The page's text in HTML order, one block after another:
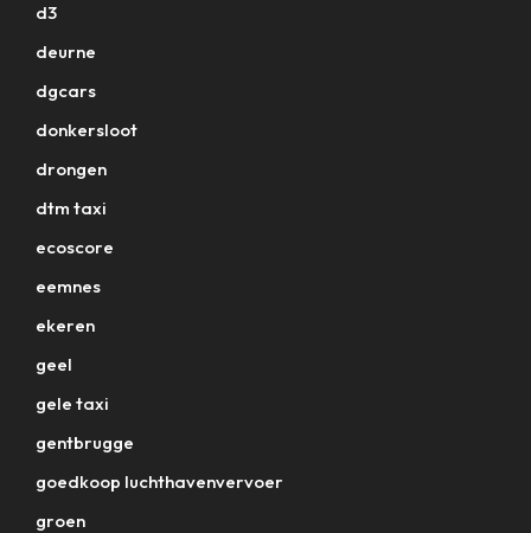
d3
deurne
dgcars
donkersloot
drongen
dtm taxi
ecoscore
eemnes
ekeren
geel
gele taxi
gentbrugge
goedkoop luchthavenvervoer
groen